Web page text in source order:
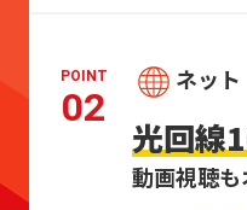
POINT
02
ネット
光回線
動画視聴も